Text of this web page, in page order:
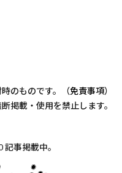
のものです。（免責事項）
掲載・使用を禁止します。
事掲載中。